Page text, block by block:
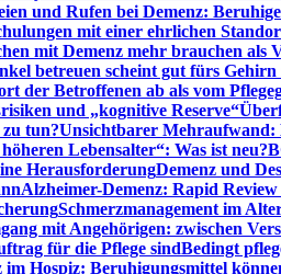
und Rufen bei Demenz:
mit einer ehrlichen
mit Demenz mehr brauchen als
betreuen scheint gut fürs Gehirn
der Betroffenen ab als vom
und „kognitive Reserve“
tun?Unsichtbarer Mehraufwand:
Lebensalter“: Was ist neu?
HerausforderungDemenz und
Alzheimer-Demenz: Rapid
Schmerzmanagement im
mit Angehörigen: zwischen
für die Pflege sindBedingt
im Hospiz: Beruhigungsmittel